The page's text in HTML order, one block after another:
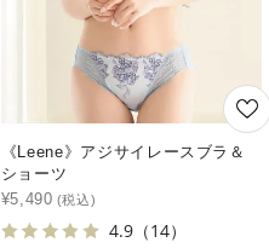
《Leene》アジサイレースブラ＆
ショーツ
¥5,490
4.9（14）